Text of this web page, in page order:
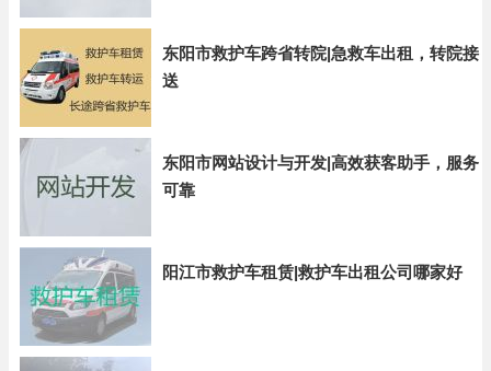
东阳市救护车跨省转院|急救车出租，转院接
送
东阳市网站设计与开发|高效获客助手，服务
可靠
阳江市救护车租赁|救护车出租公司哪家好